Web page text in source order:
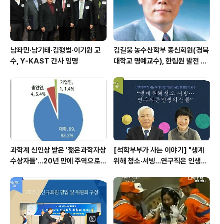
남좌민·남기태·김형범·이기원 교
수, Y-KAST 간사 임명
김길웅 농수산학부 종신회원(경북
대학교 명예교수), 한림원 발전 위
과학계 신인상 받은 '젊은과학자상
수상자들'…20년 만에 주역으로
[석학부부가 사는 이야기] "생계
위해 청소·서빙…연구직은 인생의